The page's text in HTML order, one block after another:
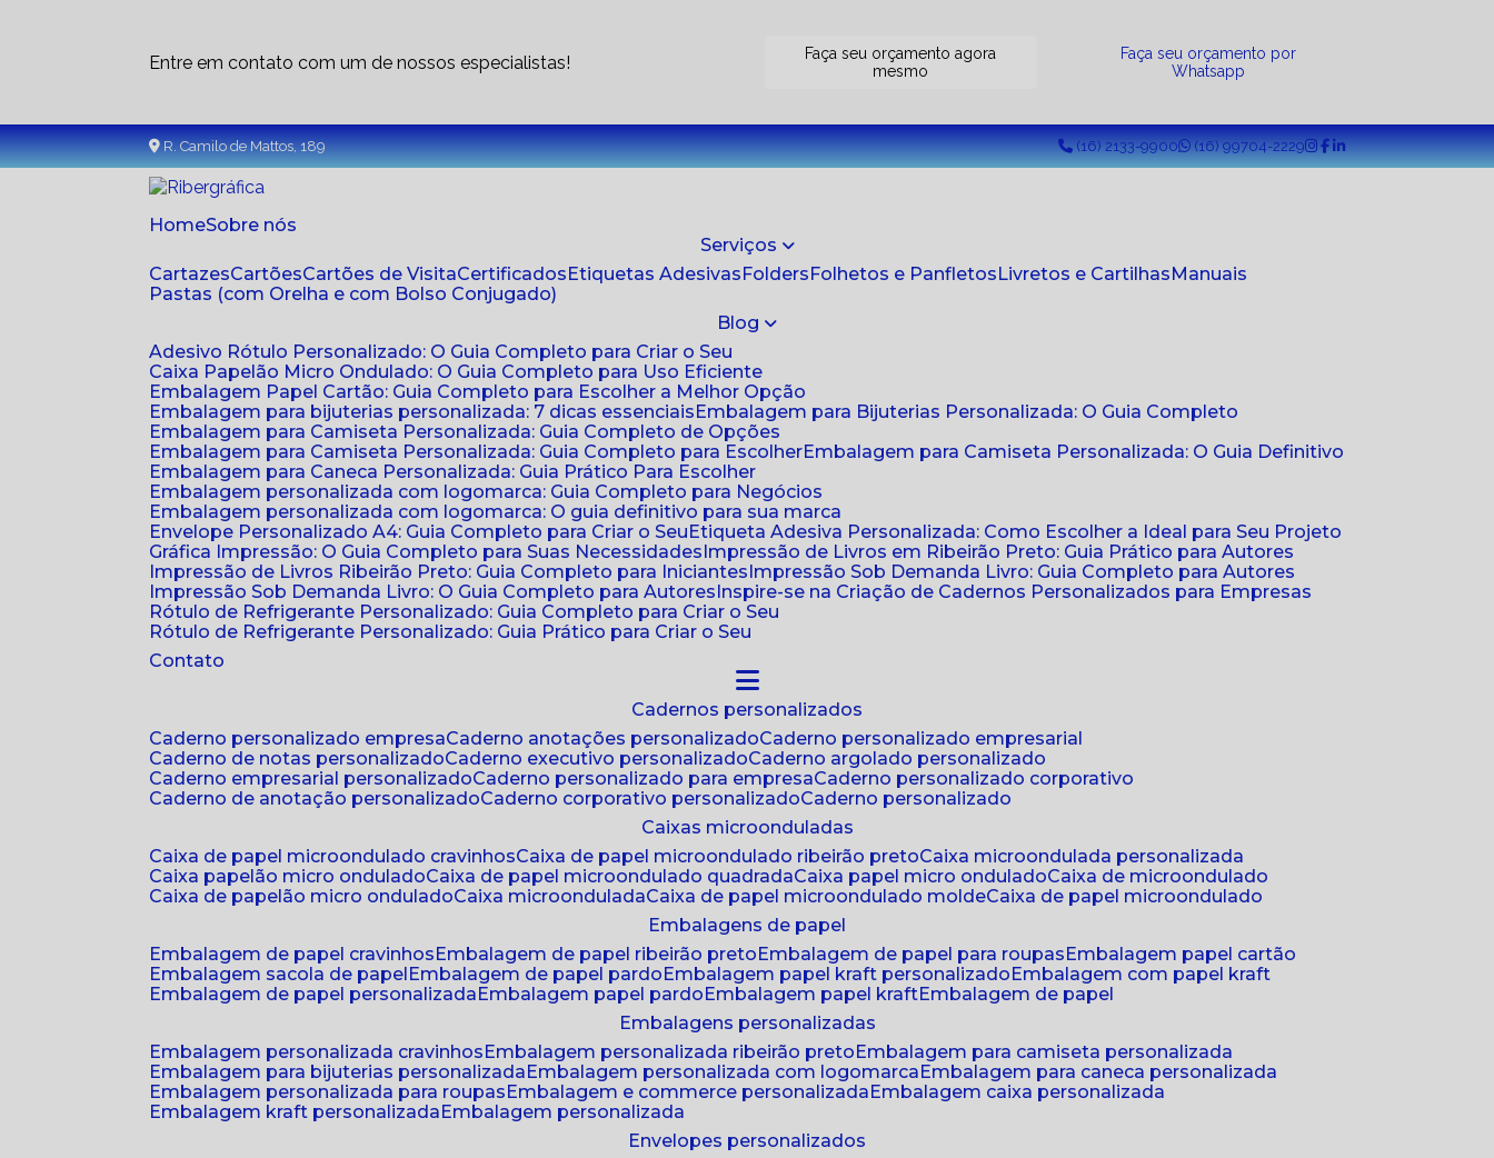
Entre em contato com um de nossos especialistas!
Faça seu orçamento agora
mesmo
Faça seu orçamento por
Whatsapp
R. Camilo de Mattos, 189 (16) 2133-9900 (16) 99704-2229
Home Sobre nós
Serviços
Cartazes
Cartões Cartões de Visita Certificados Etiquetas Adesivas Folders Folhetos e Panfletos Livretos e Cartilhas
Manuais
Pastas (com Orelha e com Bolso Conjugado)
Blog
Adesivo Rótulo Personalizado: O Guia Completo para Criar o Seu
Caixa Papelão Micro Ondulado: O Guia Completo para Uso Eficiente
Embalagem Papel Cartão: Guia Completo para Escolher a Melhor Opção
Embalagem para bijuterias personalizada: 7 dicas essenciais
Embalagem para Bijuterias Personalizada: O Guia Completo
Embalagem para Camiseta Personalizada: Guia Completo de Opções
Embalagem para Camiseta Personalizada: Guia Completo para Escolher
Embalagem para Camiseta Personalizada: O Guia Definitivo
Embalagem para Caneca Personalizada: Guia Prático Para Escolher
Embalagem personalizada com logomarca: Guia Completo para Negócios
Embalagem personalizada com logomarca: O guia definitivo para sua marca
Envelope Personalizado A4: Guia Completo para Criar o Seu
Etiqueta Adesiva Personalizada: Como Escolher a Ideal para Seu Projeto
Gráfica Impressão: O Guia Completo para Suas Necessidades Impressão de Livros em Ribeirão Preto: Guia Prático para Autores
Impressão de Livros Ribeirão Preto: Guia Completo para Iniciantes Impressão Sob Demanda Livro: Guia Completo para Autores
Impressão Sob Demanda Livro: O Guia Completo para Autores Inspire-se na Criação de Cadernos Personalizados para Empresas
Rótulo de Refrigerante Personalizado: Guia Completo para Criar o Seu
Rótulo de Refrigerante Personalizado: Guia Prático para Criar o Seu
Contato
cadernos personalizados
caderno personalizado empresa
caderno anotações personalizado
caderno personalizado empresarial
caderno de notas personalizado
caderno executivo personalizado
caderno argolado personalizado
caderno empresarial personalizado
caderno personalizado para empresa
caderno personalizado corporativo
caderno de anotação personalizado
caderno corporativo personalizado
caderno personalizado
caixas microonduladas
caixa de papel microondulado cravinhos
caixa de papel microondulado ribeirão preto
caixa microondulada personalizada
caixa papelão micro ondulado
caixa de papel microondulado quadrada caixa papel micro ondulado
caixa de microondulado
caixa de papelão micro ondulado
caixa microondulada caixa de papel microondulado molde
caixa de papel microondulado
embalagens de papel
embalagem de papel cravinhos
embalagem de papel ribeirão preto embalagem de papel para roupas
embalagem papel cartão
embalagem sacola de papel
embalagem de papel pardo embalagem papel kraft personalizado
embalagem com papel kraft
embalagem de papel personalizada
embalagem papel pardo embalagem papel kraft
embalagem de papel
embalagens personalizadas
embalagem personalizada cravinhos
embalagem personalizada ribeirão preto
embalagem para camiseta personalizada
embalagem para bijuterias personalizada
embalagem personalizada com logomarca
embalagem para caneca personalizada
embalagem personalizada para roupas
embalagem e commerce personalizada
embalagem caixa personalizada
embalagem kraft personalizada
embalagem personalizada
envelopes personalizados